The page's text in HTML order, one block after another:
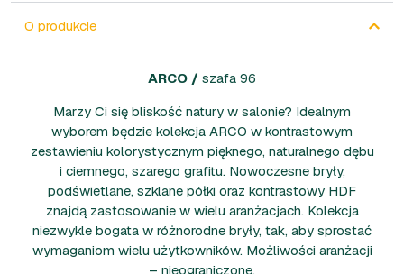
O produkcie
ARCO / szafa 96
Marzy Ci się bliskość natury w salonie? Idealnym
wyborem będzie kolekcja ARCO w kontrastowym
zestawieniu kolorystycznym pięknego, naturalnego dębu
i ciemnego, szarego grafitu. Nowoczesne bryły,
podświetlane, szklane półki oraz kontrastowy HDF
znajdą zastosowanie w wielu aranżacjach. Kolekcja
niezwykle bogata w różnorodne bryły, tak, aby sprostać
wymaganiom wielu użytkowników. Możliwości aranżacji
– nieograniczone.